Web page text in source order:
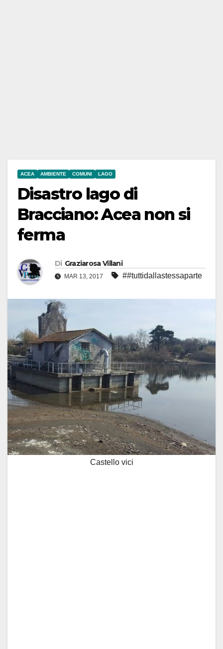
ACEA AMBIENTE COMUNI LAGO
Disastro lago di
Bracciano: Acea non si
ferma
Di Graziarosa Villani
MAR 13, 2017 ##tuttidallastessaparte
Castello vici